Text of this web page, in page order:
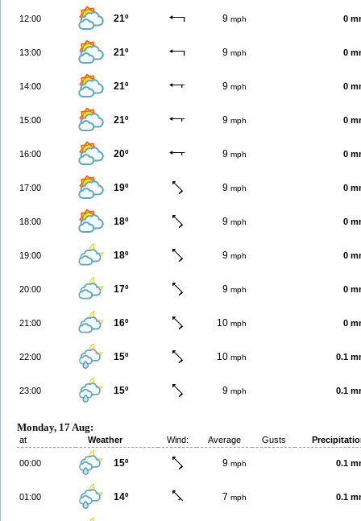
12:00 21º 9 mph 0
13:00 21º 9 mph 0
14:00 21º 9 mph 0
15:00 21º 9 mph 0
16:00 20º 9 mph 0
17:00 19º 9 mph 0
18:00 18º 9 mph 0
19:00 18º 9 mph 0
20:00 17º 9 mph 0
21:00 16º 10 mph 0
22:00 15º 10 mph 0.1
23:00 15º 9 mph 0.1
Monday, 17 Aug:
at Weather Wind: Average Gusts
00:00 15º 9 mph 0.1
01:00 14º 7 mph 0.1